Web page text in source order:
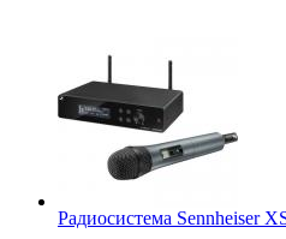
Радиосистема Sennheiser